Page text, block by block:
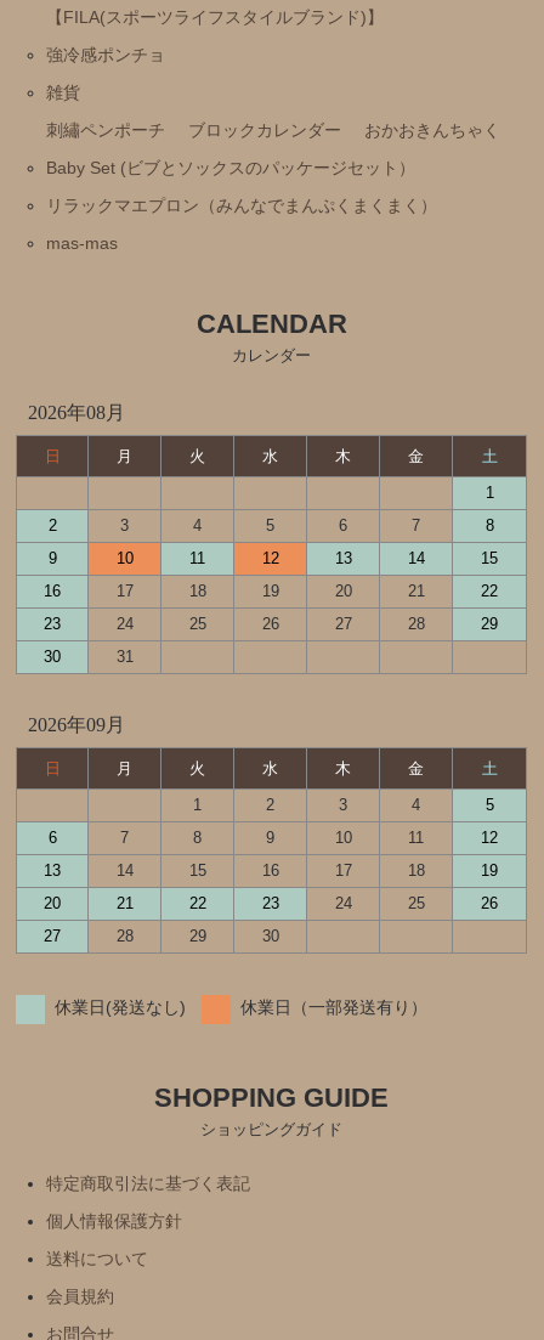
【FILA(スポーツライフスタイルブランド)】
強冷感ポンチョ
雑貨
刺繡ペンポーチ
ブロックカレンダー
おかおきんちゃく
Baby Set (ビブとソックスのパッケージセット）
リラックマエプロン（みんなでまんぷくまくまく）
mas-mas
CALENDAR
カレンダー
2026年08月
日 月 火 水 木 金
土
1
2
3 4 5 6 7
8
9
10 11 12 13 14
15
16
17 18 19 20 21
22
23
24 25 26 27 28
29
30
31
2026年09月
日 月 火 水 木 金
土
1
2 3 4
5
6
7 8 9 10 11
12
13
14 15 16 17 18
19
20
21 22 23 24 25
26
27
28 29 30
休業日(発送なし) 休業日（一部発送有り）
SHOPPING GUIDE
ショッピングガイド
特定商取引法に基づく表記
個人情報保護方針
送料について
会員規約
お問合せ